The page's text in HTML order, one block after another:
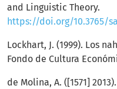
and Linguistic Theory.
https://doi.org/10.3765/
Lockhart, J. (1999). Los
Fondo de Cultura
de Molina, A. ([1571]